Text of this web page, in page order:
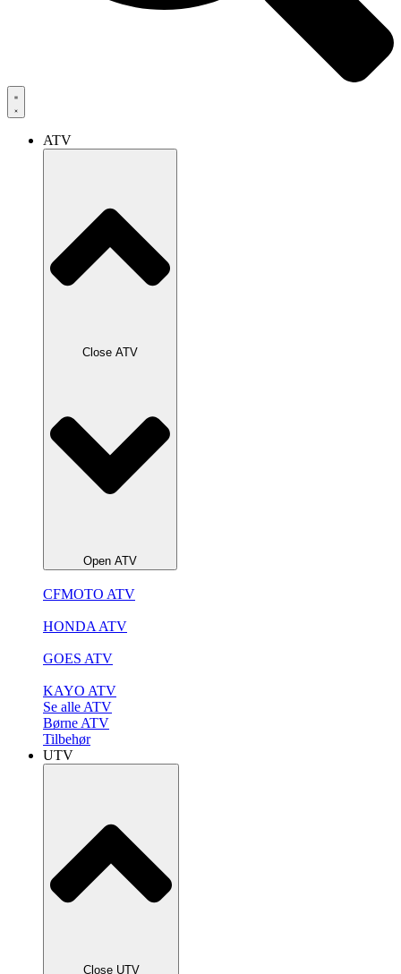
ATV
Close ATV
Open ATV
CFMOTO ATV
HONDA ATV
GOES ATV
KAYO ATV
Se alle ATV
Børne ATV
Tilbehør
UTV
Close UTV